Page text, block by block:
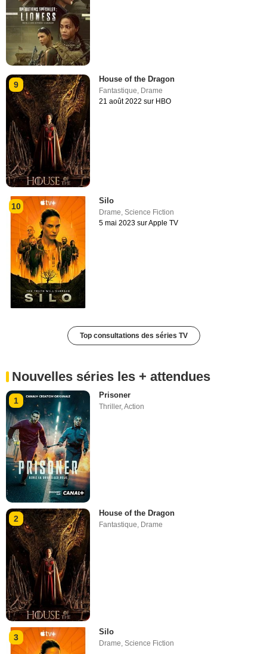
9
House of the Dragon
Fantastique, Drame
21 août 2022 sur HBO
10
Silo
Drame ,Science Fiction
5 mai 2023 sur Apple TV
Top consultations des séries TV
Nouvelles séries les + attendues
1
Prisoner
Thriller,Action
2
House of the Dragon
Fantastique, Drame
3
Silo
Drame ,Science Fiction